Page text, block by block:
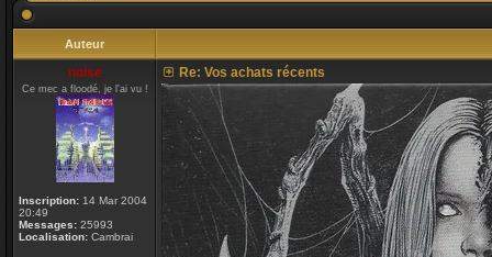
Auteur
noise
Ce mec a floodé, je l'ai vu !
Inscription: 14 Mar 2004
20:49
Messages: 25993
Localisation: Cambrai
Re: Vos achats récents